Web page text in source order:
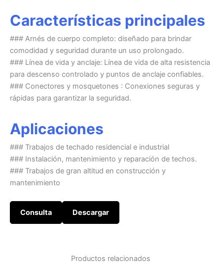
Características principales
### Arnés de cuerpo completo: diseñado para brindar
comodidad y seguridad durante un uso prolongado.
### Línea de vida y anclaje: Línea de vida de alta resistencia
para descenso controlado y puntos de anclaje confiables.
### Conectores y mosquetones : Conexiones seguras y
rápidas para garantizar la seguridad.
Aplicaciones
### Trabajos de techado residencial e industrial
### Instalación, mantenimiento y reparación de techos.
### Trabajos de gran altitud en construcción y
mantenimiento
Consulta Descargar
Productos relacionados